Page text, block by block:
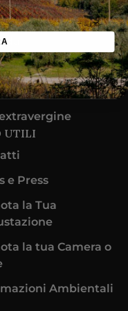
NOI
UTILI
e Press
la Tua
la tua Camera o
Ambientali